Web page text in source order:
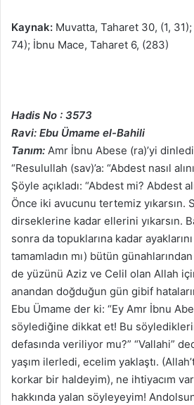
Kaynak: Muvatta, Taharet 30, (1,
74); İbnu Mace, Taharet 6, (283)
Hadis No : 3573
Ravi: Ebu Ümame el-Bahili
Tanım: Amr İbnu Abese (ra)’yi
“Resulullah (sav)’a: “Abdest nasıl
Şöyle açıkladı: “Abdest mi? Abdest
Önce iki avucunu tertemiz yıkarsın.
dirseklerine kadar ellerini yıkarsın.
sonra da topuklarına kadar ayaklarını
tamamladın mı) bütün
de yüzünü Aziz ve Celil olan Allah
anandan doğduğun gün gibif
Ebu Ümame der ki: “Ey Amr İbnu
söylediğine dikkat et! Bu
defasında veriliyor mu?” “Vallahi”
yaşım ilerledi, ecelim yaklaştı.
korkar bir haldeyim), ne ihtiyacım
hakkında yalan söyleyeyim!